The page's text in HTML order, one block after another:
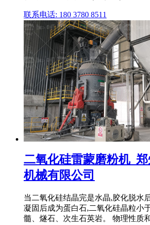
联系电话: 180 3780 8511
二氧化硅雷蒙磨粉机_
机械有限公司
当二氧化硅结晶完是水晶,胶化脱水
凝固后成为蛋白石,二氧化硅晶粒小
髓、燧石、次生石英岩。 物理性质